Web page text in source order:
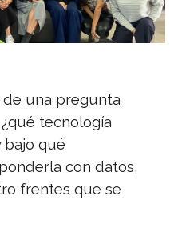
una pregunta
tecnología
bajo qué
con datos,
frentes que se